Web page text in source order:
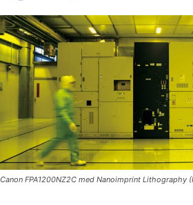
Canon FPA1200NZ2C med Nanoimprint Lithography